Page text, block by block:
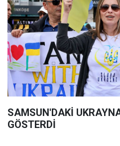
SAMSUN'DAKİ
GÖSTERDİ